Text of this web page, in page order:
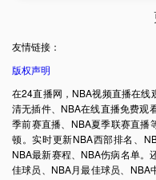
友情链接：
版权声明
在24直播网，NBA视频直播在线
清无插件、NBA在线直播免费观
季前赛直播、NBA夏季联赛直播
顿。实时更新NBA西部排名、
NBA最新赛程、NBA伤病名单。
佳球员、NBA月最佳球员、NBA